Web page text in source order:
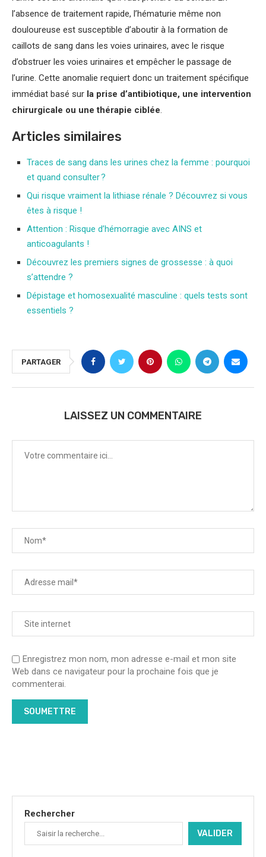
l’absence de traitement rapide, l’hématurie même non
douloureuse est susceptible d’aboutir à la formation de
caillots de sang dans les voies urinaires, avec le risque
d’obstruer les voies urinaires et empêcher le passage de
l’urine. Cette anomalie requiert donc un traitement spécifique
immédiat basé sur la prise d’antibiotique, une intervention
chirurgicale ou une thérapie ciblée.
Articles similaires
Traces de sang dans les urines chez la femme : pourquoi
et quand consulter ?
Qui risque vraiment la lithiase rénale ? Découvrez si vous
êtes à risque !
Attention : Risque d’hémorragie avec AINS et
anticoagulants !
Découvrez les premiers signes de grossesse : à quoi
s’attendre ?
Dépistage et homosexualité masculine : quels tests sont
essentiels ?
PARTAGER
LAISSEZ UN COMMENTAIRE
Enregistrez mon nom, mon adresse e-mail et mon site
Web dans ce navigateur pour la prochaine fois que je
commenterai.
Rechercher
VALIDER